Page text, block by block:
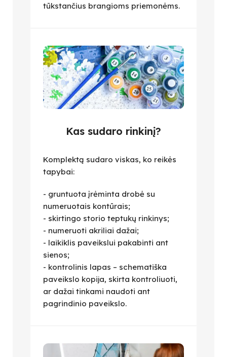
tūkstančius brangioms priemonėms.
Kas sudaro rinkinį?
Komplektą sudaro viskas, ko reikės
tapybai:
- gruntuota įrėminta drobė su
numeruotais kontūrais;
- skirtingo storio teptukų rinkinys;
- numeruoti akriliai dažai;
- laikiklis paveikslui pakabinti ant
sienos;
- kontrolinis lapas – schematiška
paveikslo kopija, skirta kontroliuoti,
ar dažai tinkami naudoti ant
pagrindinio paveikslo.